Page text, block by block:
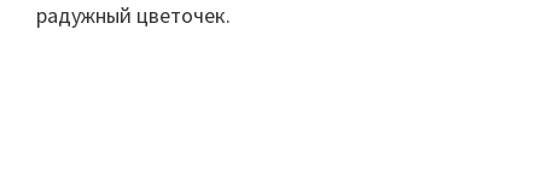
радужный цветочек.